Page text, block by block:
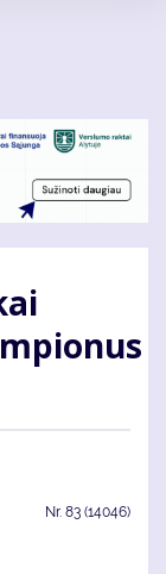
Nr. 83 (14046)